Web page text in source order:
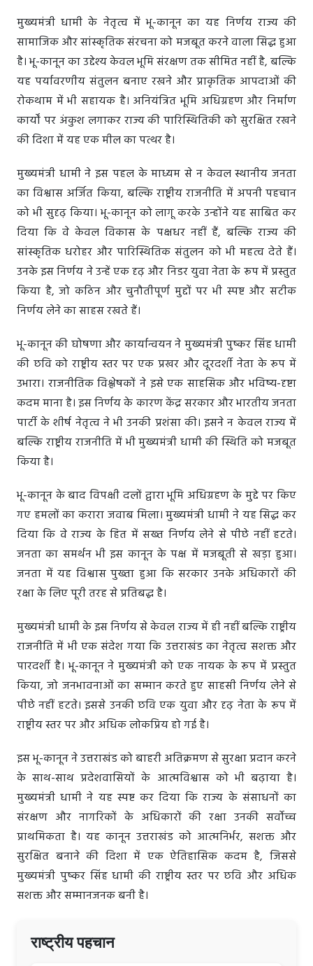
मुख्यमंत्री धामी के नेतृत्व में भू-कानून का यह निर्णय राज्य की
सामाजिक और सांस्कृतिक संरचना को मजबूत करने वाला सिद्ध हुआ
है। भू-कानून का उद्देश्य केवल भूमि संरक्षण तक सीमित नहीं है, बल्कि
यह पर्यावरणीय संतुलन बनाए रखने और प्राकृतिक आपदाओं की
रोकथाम में भी सहायक है। अनियंत्रित भूमि अधिग्रहण और निर्माण
कार्यों पर अंकुश लगाकर राज्य की पारिस्थितिकी को सुरक्षित रखने
की दिशा में यह एक मील का पत्थर है।
मुख्यमंत्री धामी ने इस पहल के माध्यम से न केवल स्थानीय जनता
का विश्वास अर्जित किया, बल्कि राष्ट्रीय राजनीति में अपनी पहचान
को भी सुदृढ़ किया। भू-कानून को लागू करके उन्होंने यह साबित कर
दिया कि वे केवल विकास के पक्षधर नहीं हैं, बल्कि राज्य की
सांस्कृतिक धरोहर और पारिस्थितिक संतुलन को भी महत्व देते हैं।
उनके इस निर्णय ने उन्हें एक दृढ़ और निडर युवा नेता के रूप में प्रस्तुत
किया है, जो कठिन और चुनौतीपूर्ण मुद्दों पर भी स्पष्ट और सटीक
निर्णय लेने का साहस रखते हैं।
भू-कानून की घोषणा और कार्यान्वयन ने मुख्यमंत्री पुष्कर सिंह धामी
की छवि को राष्ट्रीय स्तर पर एक प्रखर और दूरदर्शी नेता के रूप में
उभारा। राजनीतिक विश्लेषकों ने इसे एक साहसिक और भविष्य-दृष्टा
कदम माना है। इस निर्णय के कारण केंद्र सरकार और भारतीय जनता
पार्टी के शीर्ष नेतृत्व ने भी उनकी प्रशंसा की। इसने न केवल राज्य में
बल्कि राष्ट्रीय राजनीति में भी मुख्यमंत्री धामी की स्थिति को मजबूत
किया है।
भू-कानून के बाद विपक्षी दलों द्वारा भूमि अधिग्रहण के मुद्दे पर किए
गए हमलों का करारा जवाब मिला। मुख्यमंत्री धामी ने यह सिद्ध कर
दिया कि वे राज्य के हित में सख्त निर्णय लेने से पीछे नहीं हटते।
जनता का समर्थन भी इस कानून के पक्ष में मजबूती से खड़ा हुआ।
जनता में यह विश्वास पुख्ता हुआ कि सरकार उनके अधिकारों की
रक्षा के लिए पूरी तरह से प्रतिबद्ध है।
मुख्यमंत्री धामी के इस निर्णय से केवल राज्य में ही नहीं बल्कि राष्ट्रीय
राजनीति में भी एक संदेश गया कि उत्तराखंड का नेतृत्व सशक्त और
पारदर्शी है। भू-कानून ने मुख्यमंत्री को एक नायक के रूप में प्रस्तुत
किया, जो जनभावनाओं का सम्मान करते हुए साहसी निर्णय लेने से
पीछे नहीं हटते। इससे उनकी छवि एक युवा और दृढ़ नेता के रूप में
राष्ट्रीय स्तर पर और अधिक लोकप्रिय हो गई है।
इस भू-कानून ने उत्तराखंड को बाहरी अतिक्रमण से सुरक्षा प्रदान करने
के साथ-साथ प्रदेशवासियों के आत्मविश्वास को भी बढ़ाया है।
मुख्यमंत्री धामी ने यह स्पष्ट कर दिया कि राज्य के संसाधनों का
संरक्षण और नागरिकों के अधिकारों की रक्षा उनकी सर्वोच्च
प्राथमिकता है। यह कानून उत्तराखंड को आत्मनिर्भर, सशक्त और
सुरक्षित बनाने की दिशा में एक ऐतिहासिक कदम है, जिससे
मुख्यमंत्री पुष्कर सिंह धामी की राष्ट्रीय स्तर पर छवि और अधिक
सशक्त और सम्मानजनक बनी है।
राष्ट्रीय पहचान